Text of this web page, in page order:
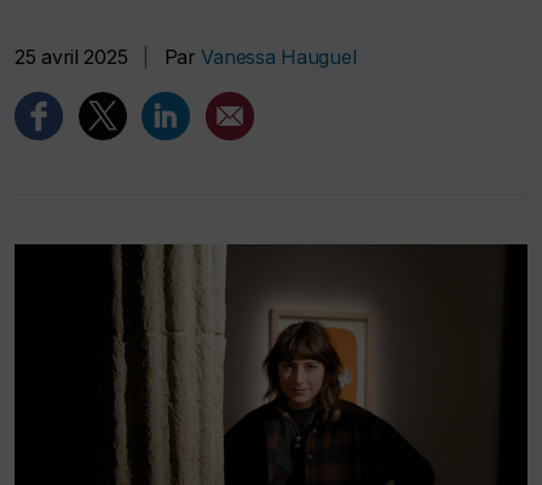
25 avril 2025 ParVanessa Hauguel